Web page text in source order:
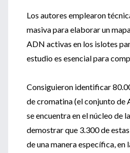
Los autores emplearon
masiva para elaborar un
ADN activas en los islotes
estudio es esencial para
Consiguieron identificar
de cromatina (el conjunto de
se encuentra en el núcleo de
demostrar que 3.300 de
de una manera específica, en